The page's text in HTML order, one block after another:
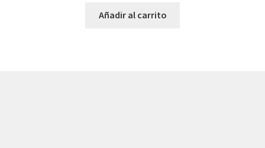
Añadir al carrito